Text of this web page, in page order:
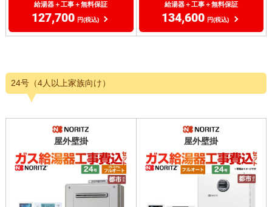
給湯器＋工事＋無料保証
127,700 円(税込)
給湯器＋工事＋無料保証
134,600 円(税込)
24号（4人以上家族向け）
屋外壁掛 屋外壁掛